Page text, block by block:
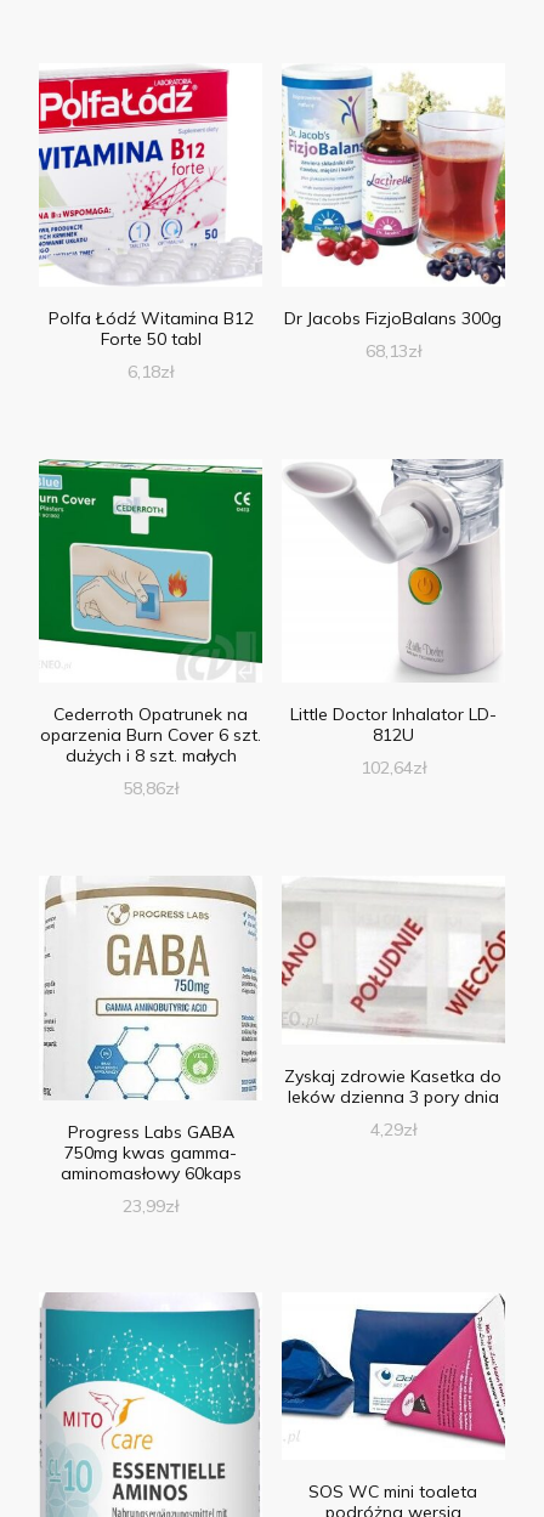
Polfa Łódź Witamina B12
Forte 50 tabl
6,18zł
Dr Jacobs FizjoBalans 300g
68,13zł
Cederroth Opatrunek na
oparzenia Burn Cover 6 szt.
dużych i 8 szt. małych
58,86zł
Little Doctor Inhalator LD-
812U
102,64zł
Progress Labs GABA
750mg kwas gamma-
aminomasłowy 60kaps
23,99zł
Zyskaj zdrowie Kasetka do
leków dzienna 3 pory dnia
4,29zł
SOS WC mini toaleta
podróżna wersja